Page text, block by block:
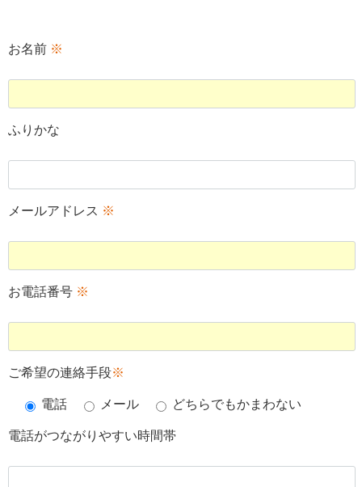
お名前 ※
ふりかな
メールアドレス ※
お電話番号 ※
ご希望の連絡手段※
電話 メール どちらでもかまわない
電話がつながりやすい時間帯